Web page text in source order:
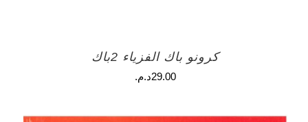
كرونو باك الفزياء 2باك
29.00د.م.